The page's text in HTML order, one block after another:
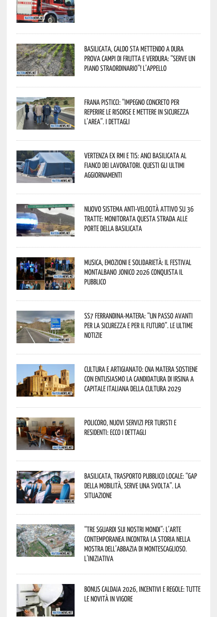
Basilicata, caldo sta mettendo a dura
prova campi di frutta e verdura: “Serve un
piano straordinario”! L’appello
Frana Pisticci: “Impegno concreto per
reperire le risorse e mettere in sicurezza
l’area”. I dettagli
Vertenza ex RMI e TIS: ANCI Basilicata al
fianco dei lavoratori. Questi gli ultimi
aggiornamenti
Nuovo sistema anti-velocità attivo su 36
tratte: monitorata questa strada alle
porte della Basilicata
Musica, emozioni e solidarietà: il Festival
Montalbano Jonico 2026 conquista il
pubblico
SS7 Ferrandina-Matera: “Un passo avanti
per la sicurezza e per il futuro”. Le ultime
notizie
Cultura e Artigianato: CNA Matera sostiene
con entusiasmo la candidatura di Irsina a
Capitale Italiana della Cultura 2029
Policoro, nuovi servizi per turisti e
residenti: ecco i dettagli
Basilicata, trasporto pubblico locale: “Gap
della mobilità, serve una svolta”. La
situazione
“Tre Sguardi sui Nostri Mondi”: l’arte
contemporanea incontra la storia nella
mostra dell’Abbazia di Montescaglioso.
L’iniziativa
Bonus caldaia 2026, incentivi e regole: tutte
le novità in vigore